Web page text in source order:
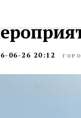
Кашире
06-26 20:12